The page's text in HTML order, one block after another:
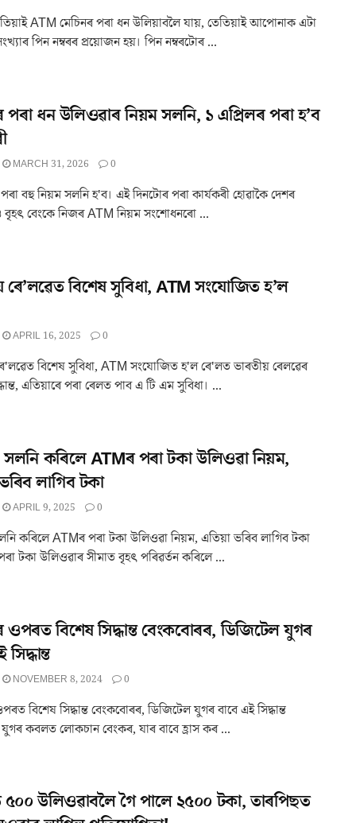
ATM মেচিনৰ পৰা ধন উলিয়াবলৈ যায়, তেতিয়াই আপোনাক এটা
পিন নম্বৰৰ প্ৰয়োজন হয়। পিন নম্বৰটোৰ ...
ধন উলিওৱাৰ নিয়ম সলনি, ১ এপ্ৰিলৰ পৰা হ’ব
MARCH 31, 2026 0
বহু নিয়ম সলনি হ'ব। এই দিনটোৰ পৰা কাৰ্যকৰী হোৱাকৈ দেশৰ
বৃহৎ বেংকে নিজৰ ATM নিয়ম সংশোধনৰো ...
ৰে’লৱেত বিশেষ সুবিধা, ATM সংযোজিত হ’ল
APRIL 16, 2025 0
বিশেষ সুবিধা, ATM সংযোজিত হ'ল ৰে'লত ভাৰতীয় ৰেলৱেৰ
এতিয়াৰে পৰা ৰেলত পাব এ টি এম সুবিধা। ...
কৰিলে ATMৰ পৰা টকা উলিওৱা নিয়ম,
লাগিব টকা
APRIL 9, 2025 0
কৰিলে ATMৰ পৰা টকা উলিওৱা নিয়ম, এতিয়া ভৰিব লাগিব টকা
টকা উলিওৱাৰ সীমাত বৃহৎ পৰিৱৰ্তন কৰিলে ...
বিশেষ সিদ্ধান্ত বেংকবোৰৰ, ডিজিটেল যুগৰ
NOVEMBER 8, 2024 0
বিশেষ সিদ্ধান্ত বেংকবোৰৰ, ডিজিটেল যুগৰ বাবে এই সিদ্ধান্ত
কবলত লোকচান বেংকৰ, যাৰ বাবে হ্ৰাস কৰ ...
উলিওৱাবলৈ গৈ পালে ২৫০০ টকা, তাৰপিছত